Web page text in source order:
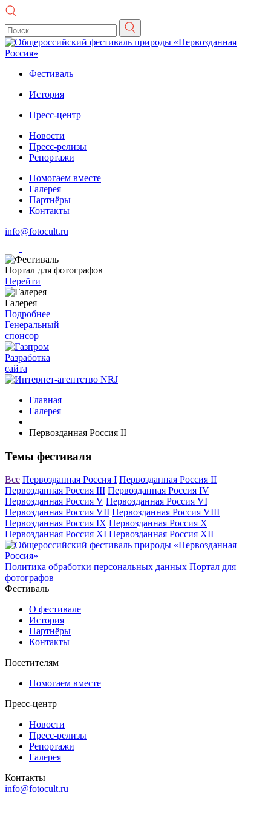
Фестиваль
История
Пресс-центр
Новости
Пресс-релизы
Репортажи
Помогаем вместе
Галерея
Партнёры
Контакты
info@fotocult.ru
Портал для фотографов
Перейти
Галерея
Подробнее
Генеральный
спонсор
Разработка
сайта
Главная
Галерея
Первозданная Россия II
Темы фестиваля
Все Первозданная Россия I Первозданная Россия II
Первозданная Россия III Первозданная Россия IV
Первозданная Россия V Первозданная Россия VI
Первозданная Россия VII Первозданная Россия VIII
Первозданная Россия IX Первозданная Россия X
Первозданная Россия XI Первозданная Россия XII
Политика обработки персональных данных Портал для
фотографов
Фестиваль
О фестивале
История
Партнёры
Контакты
Посетителям
Помогаем вместе
Пресс-центр
Новости
Пресс-релизы
Репортажи
Галерея
Контакты
info@fotocult.ru